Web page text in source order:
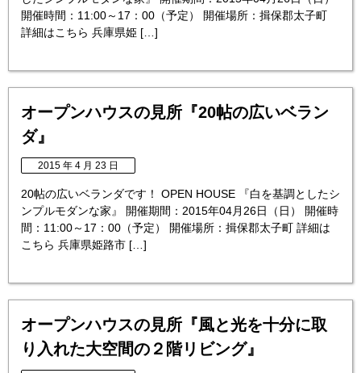
開催時間：11:00～17：00（予定） 開催場所：揖保郡太子町
詳細はこちら 兵庫県姫 […]
オープンハウスの見所『20帖の広いベラン
ダ』
2015 年 4 月 23 日
20帖の広いベランダです！ OPEN HOUSE 『白を基調としたシ
ンプルモダンな家』 開催期間：2015年04月26日（日） 開催時
間：11:00～17：00（予定） 開催場所：揖保郡太子町 詳細は
こちら 兵庫県姫路市 […]
オープンハウスの見所『風と光を十分に取
り入れた大空間の２階リビング』